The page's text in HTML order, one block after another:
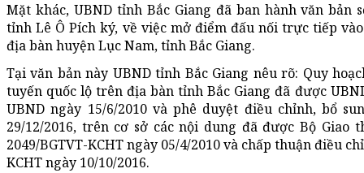
Mặt khác, UBND tỉnh Bắc Giang đã ban hành văn bản
tỉnh Lê Ô Pích ký, về việc mở điểm đấu nối trực tiếp
địa bàn huyện Lục Nam, tỉnh Bắc Giang.
Tại văn bản này UBND tỉnh Bắc Giang nêu rõ: Quy
tuyến quốc lộ trên địa bàn tỉnh Bắc Giang đã được
UBND ngày 15/6/2010 và phê duyệt điều chỉnh, bổ
29/12/2016, trên cơ sở các nội dung đã được Bộ Giao
2049/BGTVT-KCHT ngày 05/4/2010 và chấp thuận điều
KCHT ngày 10/10/2016.